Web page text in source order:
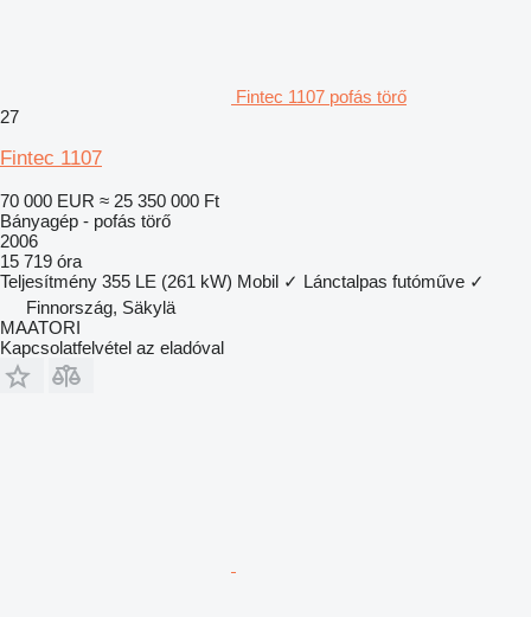
Fintec 1107 pofás törő
27
Fintec 1107
70 000 EUR ≈ 25 350 000 Ft
Bányagép - pofás törő
2006
15 719 óra
Teljesítmény 355 LE (261 kW) Mobil ✓ Lánctalpas futóműve ✓
Finnország, Säkylä
MAATORI
Kapcsolatfelvétel az eladóval